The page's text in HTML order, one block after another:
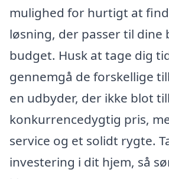
mulighed for hurtigt at
løsning, der passer til dine
budget. Husk at tage dig
gennemgå de forskellige
en udbyder, der ikke blot
konkurrencedygtig pris,
service og et solidt rygte.
investering i dit hjem, så